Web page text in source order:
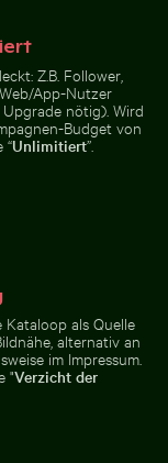
Freien mit rosa
Mann auf
auf
Sächsische
Z.B. Follower,
App-Nutzer
nötig). Wird
Budget von
Unlimitiert”.
Kataloop als Quelle
alternativ an
im Impressum.
"Verzicht der